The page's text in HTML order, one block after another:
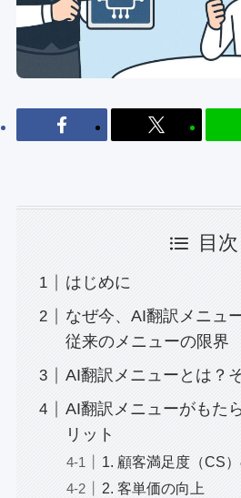
目次
はじめに
なぜ今、AI翻訳メニュ
従来のメニューの限界
AI翻訳メニューとは？
AI翻訳メニューがもた
リット
1. 顧客満足度（CS
2. 客単価の向上